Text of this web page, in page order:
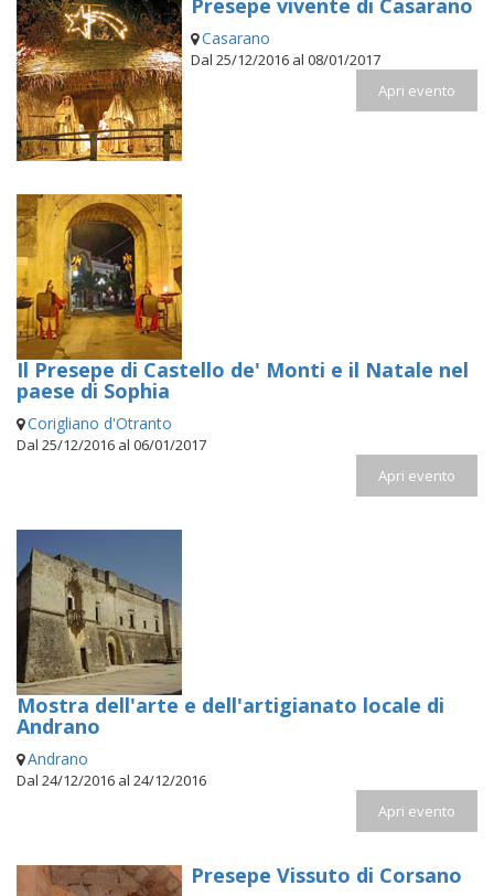
Presepe vivente di Casarano
Casarano
Dal 25/12/2016 al 08/01/2017
Apri evento
Il Presepe di Castello de' Monti e il Natale nel
paese di Sophia
Corigliano d'Otranto
Dal 25/12/2016 al 06/01/2017
Apri evento
Mostra dell'arte e dell'artigianato locale di
Andrano
Andrano
Dal 24/12/2016 al 24/12/2016
Apri evento
Presepe Vissuto di Corsano